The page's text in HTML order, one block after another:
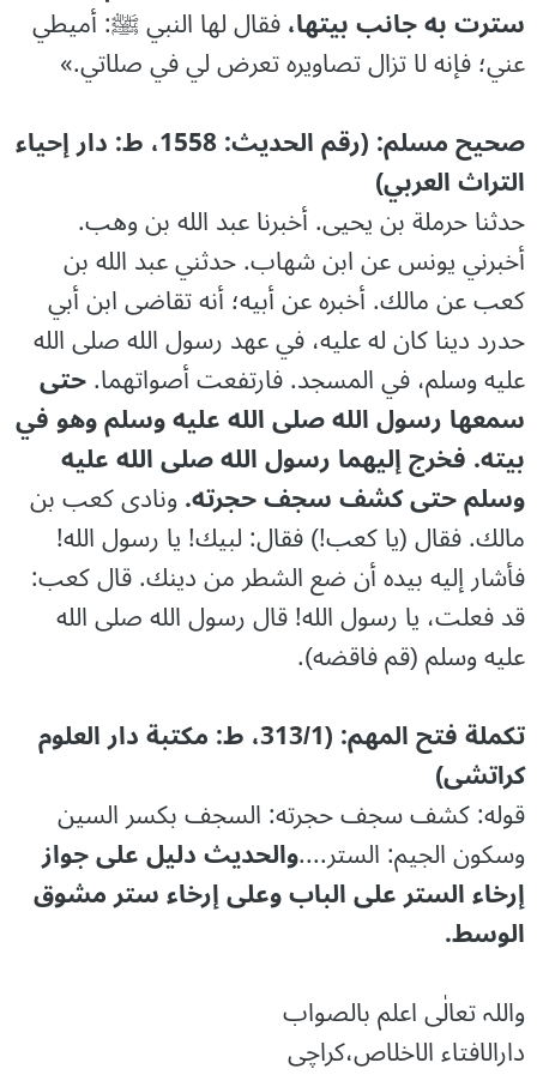
سترت به جانب بيتها،فقال لها النبي ﷺ: أميطي
عني؛ فإنه لا تزال تصاويره تعرض لي في صلاتي.»
صحیح مسلم: (رقم الحدیث: 1558، ط: دار إحياء
التراث العربي)
حدثنا حرملة بن يحيى. أخبرنا عبد الله بن وهب.
أخبرني يونس عن ابن شهاب. حدثني عبد الله بن
كعب عن مالك. أخبره عن أبيه؛ أنه تقاضى ابن أبي
حدرد دينا كان له عليه، في عهد رسول الله صلى الله
عليه وسلم، في المسجد. فارتفعت أصواتهما.حتى
سمعها رسول الله صلى الله عليه وسلم وهو في
بيته. فخرج إليهما رسول الله صلى الله عليه
وسلم حتى كشف سجف حجرته.ونادى كعب بن
مالك. فقال (يا كعب!) فقال: لبيك! يا رسول الله!
فأشار إليه بيده أن ضع الشطر من دينك. قال كعب:
قد فعلت، يا رسول الله! قال رسول الله صلى الله
عليه وسلم (قم فاقضه).
تكملة فتح المهم: (313/1، ط: مكتبة دار العلوم
كراتشى)
قوله: كشف سجف حجرته: السجف بكسر السين
وسكون الجيم: الستر....والحديث دليل على جواز
إرخاء الستر على الباب وعلى إرخاء ستر مشوق
الوسط.
واللہ تعالٰی اعلم بالصواب
دارالافتاء الاخلاص،کراچی